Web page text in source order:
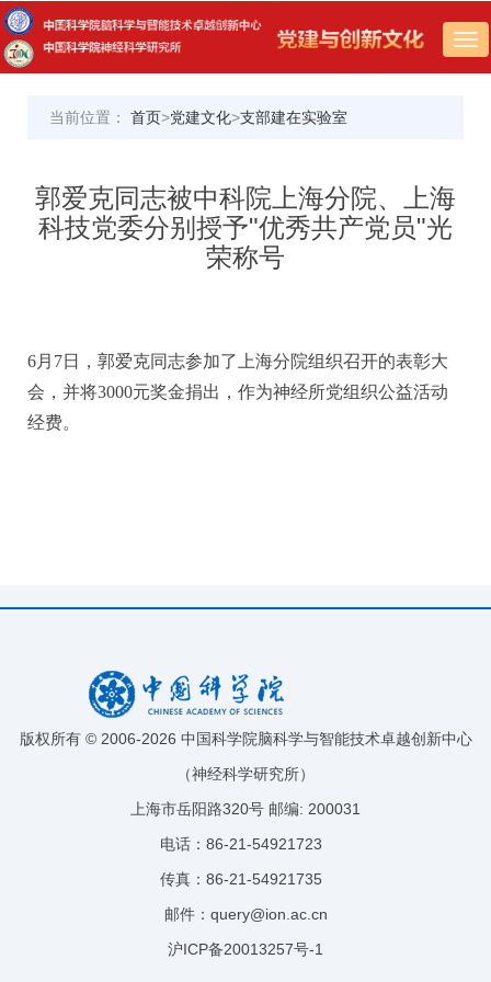
当前位置： 首页>党建文化>支部建在实验室
郭爱克同志被中科院上海分院、上海
科技党委分别授予"优秀共产党员"光
荣称号
6月7日，郭爱克同志参加了上海分院组织召开的表彰大
会，并将3000元奖金捐出，作为神经所党组织公益活动
经费。
版权所有 © 2006-2026 中国科学院脑科学与智能技术卓越创新中心
（神经科学研究所）
上海市岳阳路320号 邮编: 200031
电话：86-21-54921723
传真：86-21-54921735
邮件：query@ion.ac.cn
沪ICP备20013257号-1